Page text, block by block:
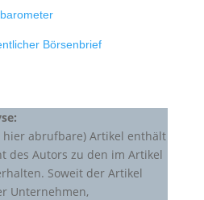
Börsenbrief
hier abrufbare) Artikel enthält
des Autors zu den im Artikel
Soweit der Artikel
Unternehmen,